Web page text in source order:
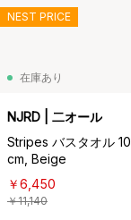
在庫あり
NJRD | 二オール
Stripes バスタオル
cm, Beige
￥6,450
￥11,140
NEST PRICE